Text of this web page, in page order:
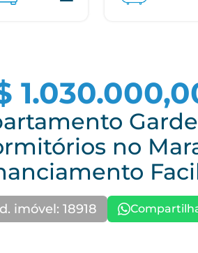
no
imóvel: 18918